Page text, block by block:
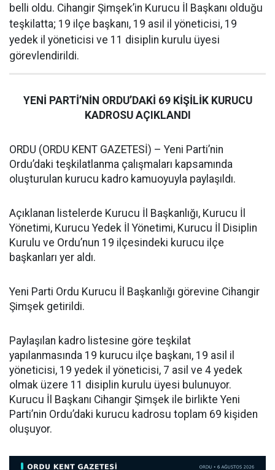
belli oldu. Cihangir Şimşek’in Kurucu İl Başkanı olduğu
teşkilatta; 19 ilçe başkanı, 19 asil il yöneticisi, 19
yedek il yöneticisi ve 11 disiplin kurulu üyesi
görevlendirildi.
YENİ PARTİ’NİN ORDU’DAKİ 69 KİŞİLİK KURUCU
KADROSU AÇIKLANDI
ORDU (ORDU KENT GAZETESİ) – Yeni Parti’nin
Ordu’daki teşkilatlanma çalışmaları kapsamında
oluşturulan kurucu kadro kamuoyuyla paylaşıldı.
Açıklanan listelerde Kurucu İl Başkanlığı, Kurucu İl
Yönetimi, Kurucu Yedek İl Yönetimi, Kurucu İl Disiplin
Kurulu ve Ordu’nun 19 ilçesindeki kurucu ilçe
başkanları yer aldı.
Yeni Parti Ordu Kurucu İl Başkanlığı görevine Cihangir
Şimşek getirildi.
Paylaşılan kadro listesine göre teşkilat
yapılanmasında 19 kurucu ilçe başkanı, 19 asil il
yöneticisi, 19 yedek il yöneticisi, 7 asil ve 4 yedek
olmak üzere 11 disiplin kurulu üyesi bulunuyor.
Kurucu İl Başkanı Cihangir Şimşek ile birlikte Yeni
Parti’nin Ordu’daki kurucu kadrosu toplam 69 kişiden
oluşuyor.